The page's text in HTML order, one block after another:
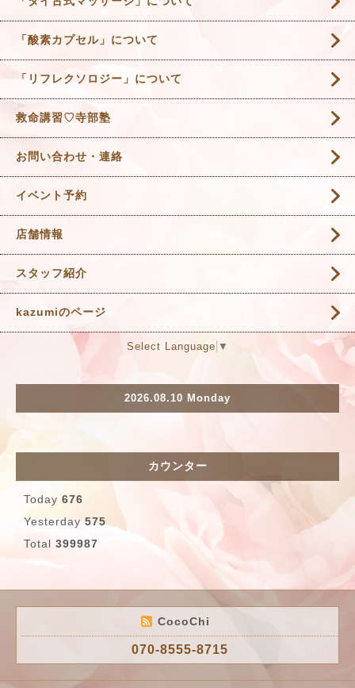
「酸素カプセル」について
「リフレクソロジー」について
救命講習♡寺部塾
お問い合わせ・連絡
イベント予約
店舗情報
スタッフ紹介
kazumiのページ
Select Language ▼
2026.08.10 Monday
カウンター
Today 676
Yesterday575
Total 399987
CocoChi
070-8555-8715